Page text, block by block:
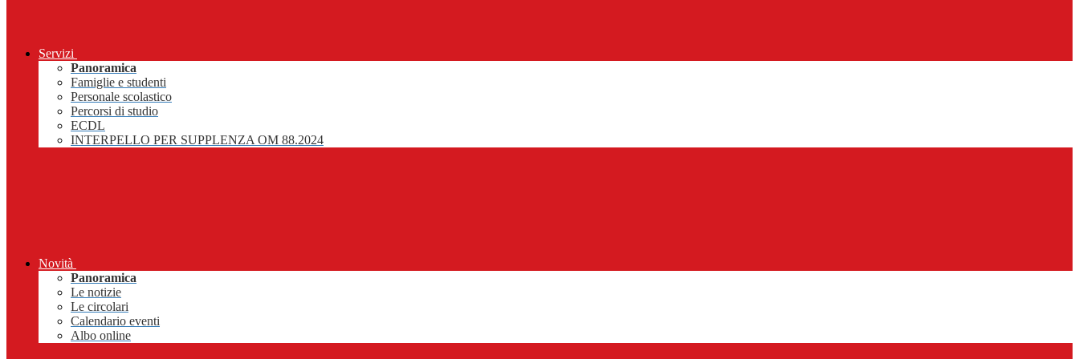
Servizi
Panoramica
Famiglie e studenti
Personale scolastico
Percorsi di studio
ECDL
INTERPELLO PER SUPPLENZA OM 88.2024
Novità
Panoramica
Le notizie
Le circolari
Calendario eventi
Albo online